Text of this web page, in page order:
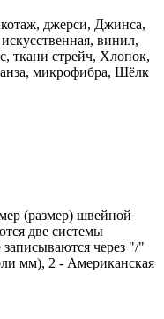
джерси, Джинса,
винил,
ткани стрейч, Хлопок,
микрофибра, Шёлк
(размер) швейной
две системы
через "/"
мм), 2 - Американская